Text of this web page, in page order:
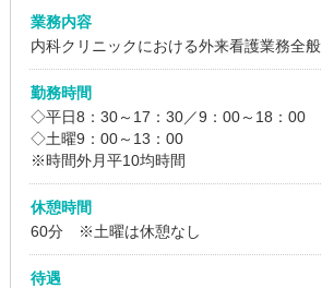
業務内容
内科クリニックにおける外来看護業務全般
勤務時間
◇平日8：30～17：30／9：00～18：00
◇土曜9：00～13：00
※時間外月平10均時間
休憩時間
60分 ※土曜は休憩なし
待遇